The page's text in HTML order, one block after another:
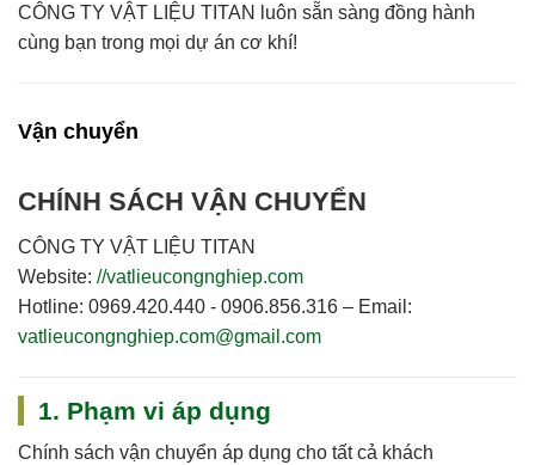
CÔNG TY VẬT LIỆU TITAN
luôn sẵn sàng đồng hành
cùng bạn trong mọi dự án cơ khí!
Vận chuyển
CHÍNH SÁCH VẬN CHUYỂN
CÔNG TY VẬT LIỆU TITAN
Website: //vatlieucongnghiep.com
Hotline: 0969.420.440 - 0906.856.316 – Email:
vatlieucongnghiep.com@gmail.com
1. Phạm vi áp dụng
Chính sách vận chuyển áp dụng cho tất cả khách